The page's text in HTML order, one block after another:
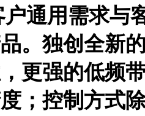
通用需求与
。独创全新
更强的低频
；控制方式